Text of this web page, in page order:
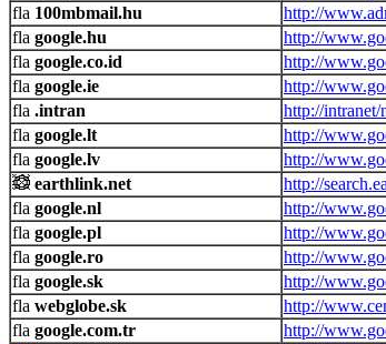
100mbmail.hu
http://
google.hu
http://
google.co.id
http://
google.ie
http://
.intran
http://
google.lt
http://
google.lv
http://
earthlink.net
http://
google.nl
http://
google.pl
http://
google.ro
http://
google.sk
http://
webglobe.sk
http://
google.com.tr
http://